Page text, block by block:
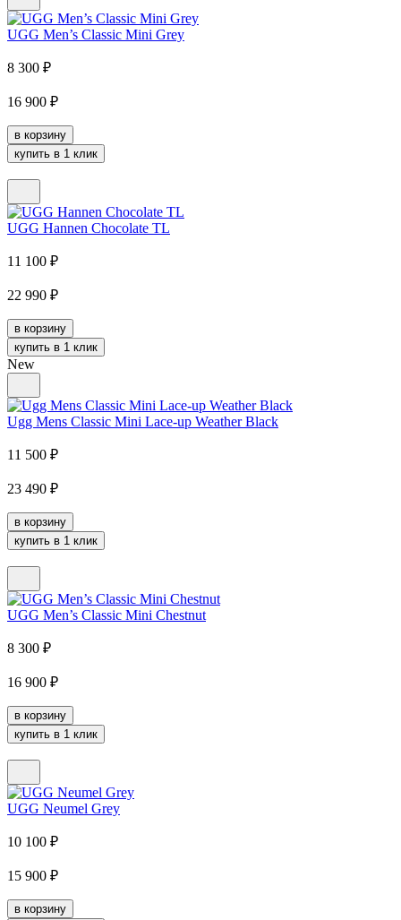
UGG Men’s Classic Mini Grey
8 300 ₽
16 900 ₽
в корзину
купить в 1 клик
UGG Hannen Chocolate TL
11 100 ₽
22 990 ₽
в корзину
купить в 1 клик
New
Ugg Mens Classic Mini Lace-up Weather Black
11 500 ₽
23 490 ₽
в корзину
купить в 1 клик
UGG Men’s Classic Mini Chestnut
8 300 ₽
16 900 ₽
в корзину
купить в 1 клик
UGG Neumel Grey
10 100 ₽
15 900 ₽
в корзину